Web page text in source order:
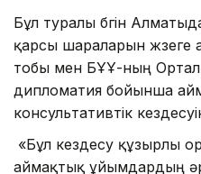
Бұл туралы бүгін
қарсы шараларын жүзеге
тобы мен БҰҰ-ның
дипломатия бойынша
консультативтік
«Бұл кездесу құзырлы
аймақтық ұйымдардың